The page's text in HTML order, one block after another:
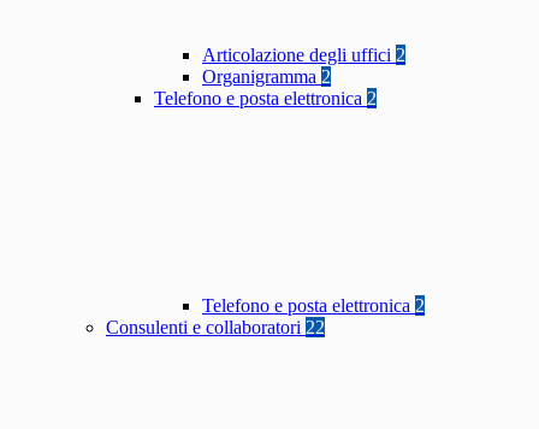
Articolazione degli uffici 2
Organigramma 2
Telefono e posta elettronica 2
Telefono e posta elettronica 2
Consulenti e collaboratori 22